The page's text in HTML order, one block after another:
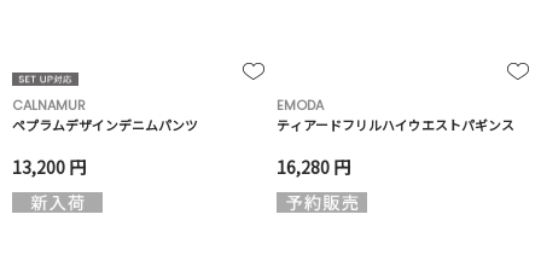
CALNAMUR
ペプラムデザインデニムパンツ
13,200 円
EMODA
ティアードフリルハイウエストパギンス
16,280 円